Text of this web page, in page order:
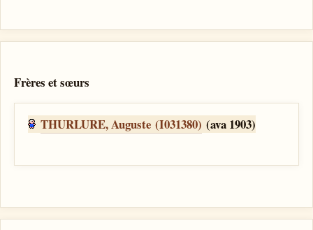
Frères et sœurs
THURLURE, Auguste (I031380) (ava 1903)